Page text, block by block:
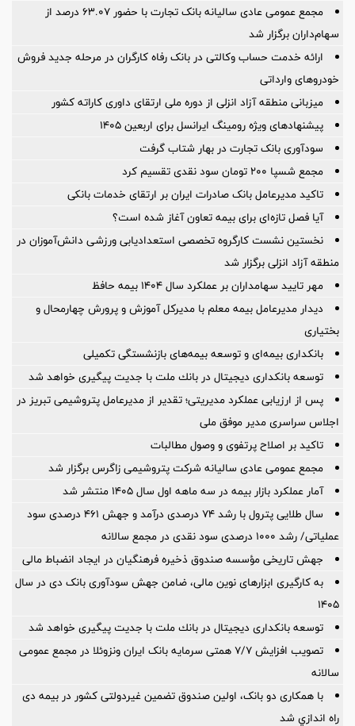
مجمع عمومی عادی سالیانه بانک تجارت با حضور ۶۳.۰۷ درصد از
سهام‌داران برگزار شد
ارائه خدمت حساب وکالتی در بانک رفاه کارگران در مرحله جدید فروش
خودروهای وارداتی
میزبانی منطقه آزاد انزلی از دوره ملی ارتقای داوری كاراته كشور
پیشنهادهای ویژه رومینگ ایرانسل برای اربعین ۱۴۰۵
سودآوری بانک تجارت در بهار شتاب گرفت
مجمع شسپا 200 تومان سود نقدی تقسیم کرد
تاکید مدیرعامل بانک صادرات ایران بر ارتقای خدمات بانکی
آیا فصل تازه‌ای برای بیمه تعاون آغاز شده است؟
نخستین نشست كارگروه تخصصی استعدادیابی ورزشی دانش‌آموزان در
منطقه آزاد انزلی برگزار شد
مهر تایید سهامداران بر عملكرد سال ۱۴۰۴ بیمه حافظ
دیدار مدیرعامل بیمه معلم با مدیرکل آموزش و پرورش چهارمحال و
بختیاری
بانکداری بیمه‌ای و توسعه بیمه‌های بازنشستگی تکمیلی
توسعه بانكداری دیجیتال در بانك ملت با جدیت پیگیری خواهد شد
پس از ارزیابی عملکرد مدیریتی؛ تقدیر از مدیرعامل پتروشیمی تبریز در
اجلاس سراسری مدیر موفق ملی
تاکید بر اصلاح پرتفوی و وصول مطالبات
مجمع عمومی عادی سالیانه شرکت پتروشیمی زاگرس برگزار شد
آمار عملكرد بازار بیمه در سه ماهه اول سال 1405 منتشر شد
سال طلایی پترول با رشد ۷۴ درصدی درآمد و جهش ۴۶۱ درصدی سود
عملیاتی/ رشد ۱۰۰۰ درصدی سود نقدی در مجمع سالانه
جهش تاریخی مؤسسه صندوق ذخیره فرهنگیان در ایجاد انضباط مالی
به کارگیری ابزارهای نوین مالی، ضامن جهش سودآوری بانک دی در سال
۱۴۰۵
توسعه بانكداری دیجیتال در بانك ملت با جدیت پیگیری خواهد شد ‌
تصویب افزایش ۷/۷ همتی سرمایه بانک ایران ونزوئلا در مجمع عمومی
سالانه
با همکاری دو بانک، اولین صندوق تضمین غیردولتی کشور در بیمه دی
راه اندازي شد